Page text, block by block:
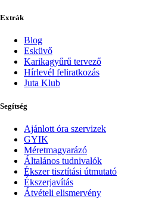
Extrák
Blog
Esküvő
Karikagyűrű tervező
Hírlevél feliratkozás
Juta Klub
Segítség
Ajánlott óra szervizek
GYIK
Méretmagyarázó
Általános tudnivalók
Ékszer tisztítási útmutató
Ékszerjavítás
Átvételi elismervény